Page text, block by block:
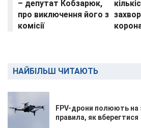
– депутат Кобзарюк,
про виключення його з
комісії
НАЙБІЛЬШ ЧИТАЮТЬ
FPV-дрони полюють на
правила, як вберегтися